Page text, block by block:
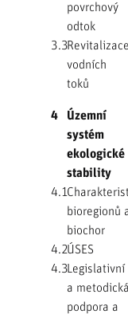
povrchový
odtok
3.3Revitalizace
vodních
toků
4
Územní
systém
ekologické
stability
4.1
bioregionů
biochor
4.2ÚSES
4.3Legislativní
a metodická
podpora a